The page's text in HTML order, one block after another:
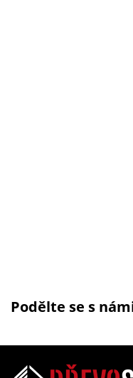
Podělte se s